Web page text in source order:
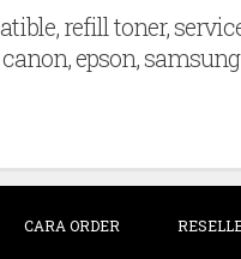
refill toner,
epson,
CARA ORDER